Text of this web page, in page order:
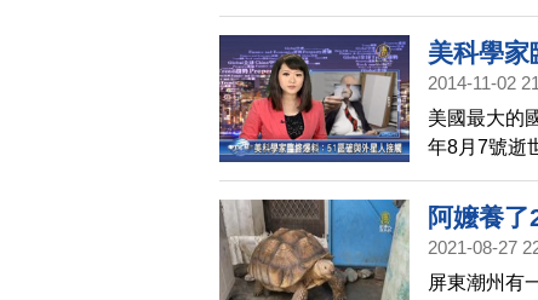
疾病的痛苦
園，讓更多
美科學家
2014-11-02
美國最大的
年8月7號逝
區」，有18
Youtube，
阿嬤養
2021-08-27
屏東潮州有